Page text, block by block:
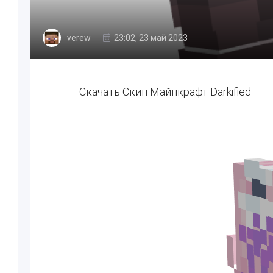
verew 23:02, 23 май 2023
Скачать Скин Майнкрафт Darkified